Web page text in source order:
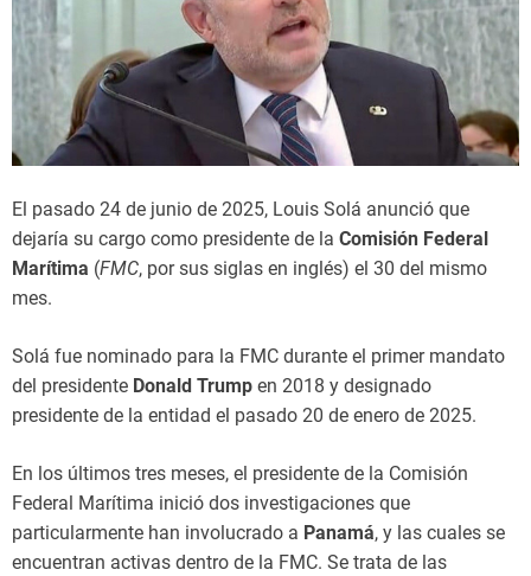
El pasado 24 de junio de 2025, Louis Solá anunció que
dejaría su cargo como presidente de la Comisión Federal
Marítima (FMC, por sus siglas en inglés) el 30 del mismo
mes.
Solá fue nominado para la FMC durante el primer mandato
del presidente Donald Trump en 2018 y designado
presidente de la entidad el pasado 20 de enero de 2025.
En los últimos tres meses, el presidente de la Comisión
Federal Marítima inició dos investigaciones que
particularmente han involucrado a Panamá, y las cuales se
encuentran activas dentro de la FMC. Se trata de las